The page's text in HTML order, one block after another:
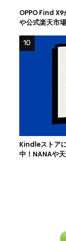
OPPO Find
や公式楽天市
Kindleストア
中！NANAや